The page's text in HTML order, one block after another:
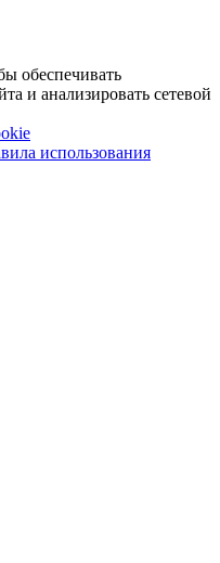
обеспечивать
и анализировать сетевой
использования